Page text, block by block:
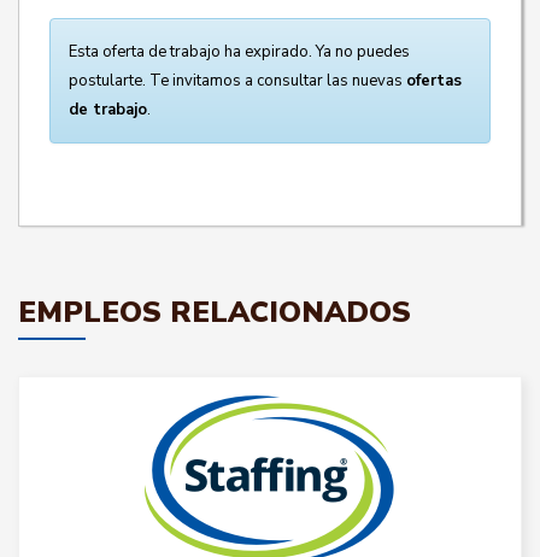
Esta oferta de trabajo ha expirado. Ya no puedes
postularte. Te invitamos a consultar las nuevas ofertas
de trabajo.
EMPLEOS RELACIONADOS